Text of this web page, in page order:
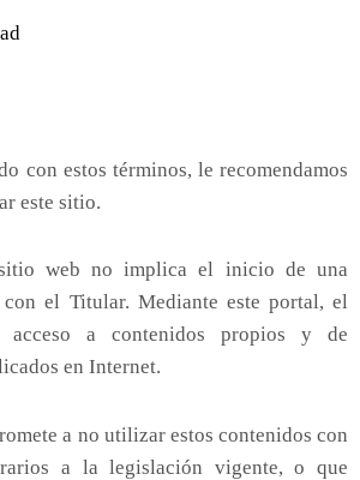
con estos términos, le recomendamos
este sitio.
web no implica el inicio de una
el Titular. Mediante este portal, el
a contenidos propios y de
en Internet.
a no utilizar estos contenidos con
a la legislación vigente, o que